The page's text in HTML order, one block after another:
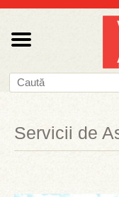
Servicii de